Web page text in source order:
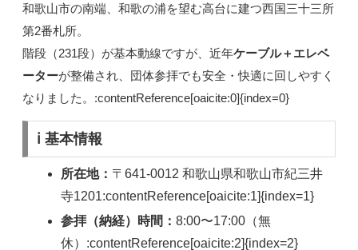
和歌山市の南端、和歌の浦を望む高台に建つ西国三十三所
第2番札所。
階段（231段）が基本動線ですが、近年ケーブル＋エレベ
ーターが整備され、団体参拝でも安全・快適に回しやすく
なりました。:contentReference[oaicite:0]{index=0}
ℹ️ 基本情報
所在地： 〒641-0012 和歌山県和歌山市紀三井
寺1201:contentReference[oaicite:1]{index=1}
参拝（納経）時間：8:00〜17:00（無
休）:contentReference[oaicite:2]{index=2}